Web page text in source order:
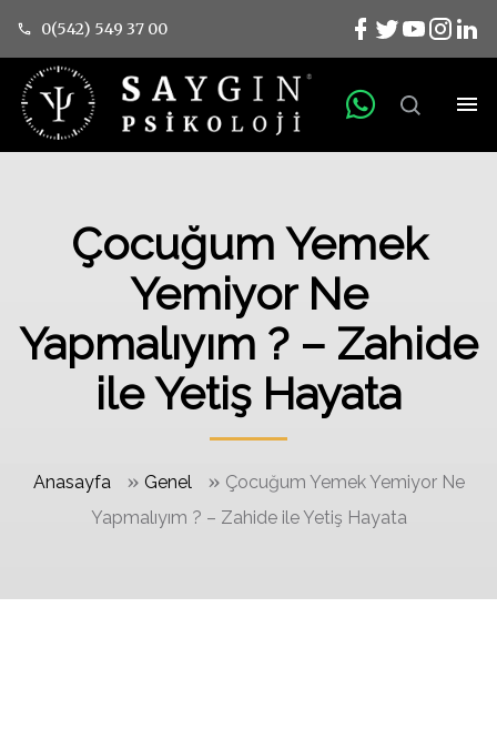
0(542) 549 37 00
Çocuğum Yemek
Yemiyor Ne
Yapmalıyım ? – Zahide
ile Yetiş Hayata
Anasayfa » Genel » Çocuğum Yemek Yemiyor Ne
Yapmalıyım ? – Zahide ile Yetiş Hayata